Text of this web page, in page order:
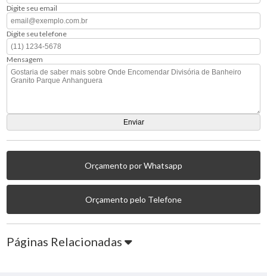
Digite seu email
Digite seu telefone
Mensagem
Orçamento por Whatsapp
Orçamento pelo Telefone
Páginas Relacionadas